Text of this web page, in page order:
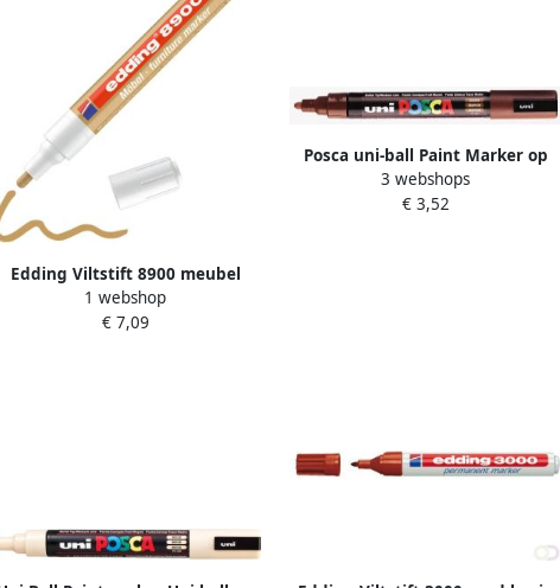
Edding Viltstift 8900 meubel
rond 1.5-2mm licht eikenhout
blisterà 1 stuk
1 webshop
€ 7,09
Posca uni-ball Paint Marker op
waterbasis PC-5M bruin
3 webshops
€ 3,52